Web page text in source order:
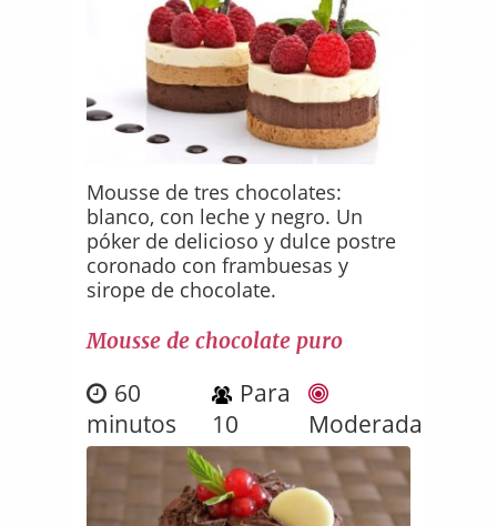
Mousse de tres chocolates:
blanco, con leche y negro. Un
póker de delicioso y dulce postre
coronado con frambuesas y
sirope de chocolate.
Mousse de chocolate puro
60
minutos
Para
10
Moderada